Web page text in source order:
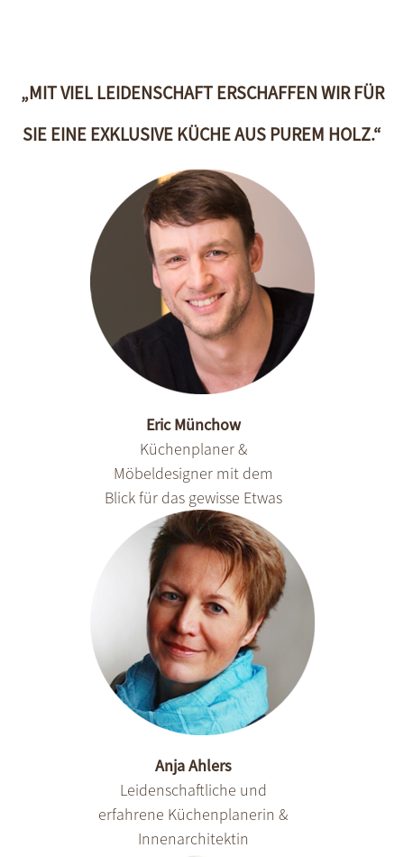
„MIT VIEL LEIDENSCHAFT ERSCHAFFEN WIR FÜR
SIE EINE EXKLUSIVE KÜCHE AUS PUREM HOLZ.“
Eric Münchow
Küchenplaner &
Möbeldesigner mit dem
Blick für das gewisse Etwas
Anja Ahlers
Leidenschaftliche und
erfahrene Küchenplanerin &
Innenarchitektin